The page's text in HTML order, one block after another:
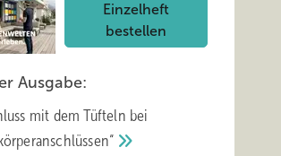
Einzelheft
bestellen
Ausgabe:
mit d em Tüfteln bei